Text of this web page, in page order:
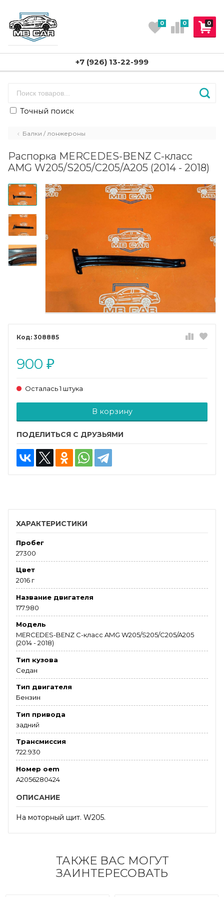
0
0 0
+7 (926) 13-22-999
Точный поиск
Балки / лонжероны
Распорка MERCEDES-BENZ C-класс
AMG W205/S205/C205/A205 (2014 - 2018)
308885
900 ₽
Осталась 1 штука
В корзину
ПОДЕЛИТЬСЯ С ДРУЗЬЯМИ
ХАРАКТЕРИСТИКИ
Пробег
27300
Цвет
2016 г
Название двигателя
177.980
Модель
MERCEDES-BENZ C-класс AMG W205/S205/C205/A205
(2014 - 2018)
Тип кузова
Седан
Тип двигателя
Бензин
Тип привода
задний
Трансмиссия
722.930
Номер oem
A2056280424
ОПИСАНИЕ
На моторный щит. W205.
ТАКЖЕ ВАС МОГУТ
ЗАИНТЕРЕСОВАТЬ